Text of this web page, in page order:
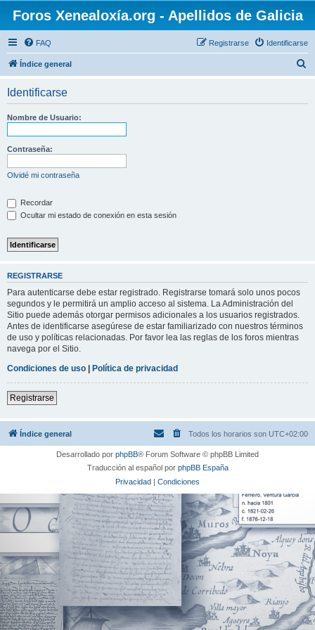
Foros Xenealoxía.org - Apellidos de Galicia
FAQ Identificarse
Registrarse
Índice general
Identificarse
Nombre de Usuario:
Contraseña:
Olvidé mi contraseña
Recordar
Ocultar mi estado de conexión en esta sesión
REGISTRARSE
Para autenticarse debe estar registrado. Registrarse tomará solo unos pocos
segundos y le permitirá un amplio acceso al sistema. La Administración del
Sitio puede además otorgar permisos adicionales a los usuarios registrados.
Antes de identificarse asegúrese de estar familiarizado con nuestros términos
de uso y políticas relacionadas. Por favor lea las reglas de los foros mientras
navega por el Sitio.
Condiciones de uso | Política de privacidad
Registrarse
Índice general Todos los horarios son UTC+02:00
Desarrollado por phpBB® Forum Software © phpBB Limited
Traducción al español por phpBB España
Privacidad | Condiciones